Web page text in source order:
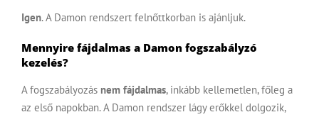
Igen. A Damon rendszert felnőttkorban is ajánljuk.
Mennyire fájdalmas a Damon fogszabályzó
kezelés?
A fogszabályozás nem fájdalmas, inkább kellemetlen, főleg a
az első napokban. A Damon rendszer lágy erőkkel dolgozik,